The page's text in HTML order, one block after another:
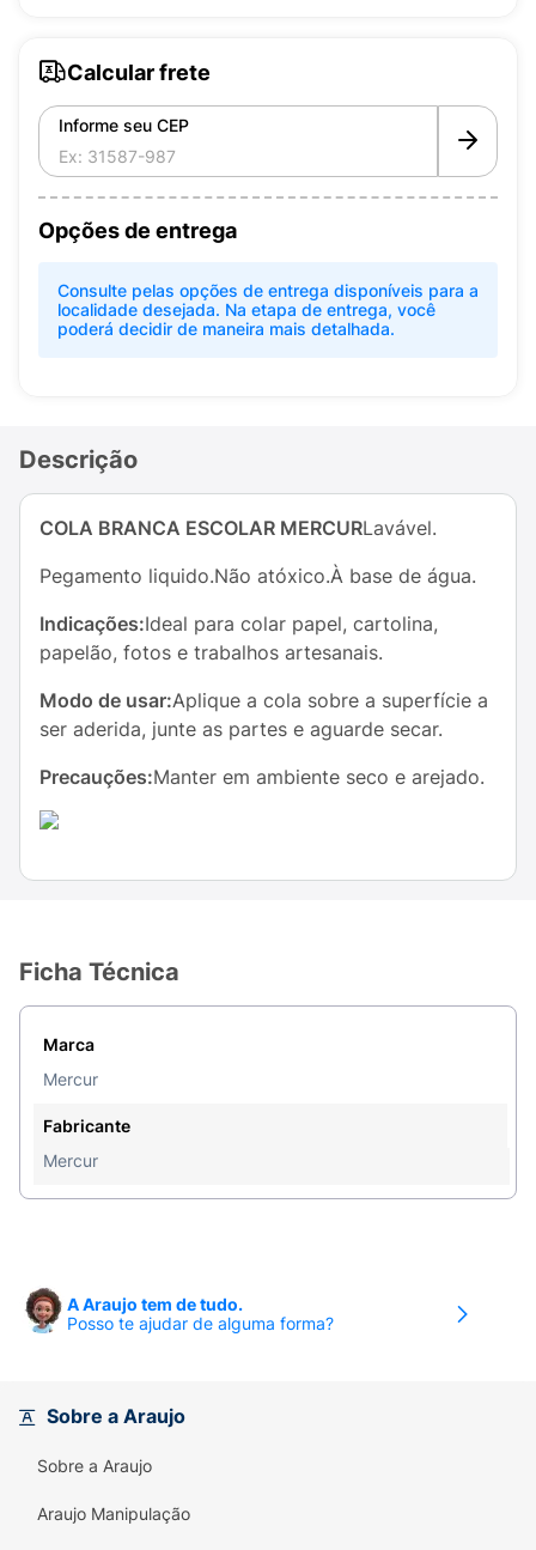
Calcular frete
Informe seu CEP
Opções de entrega
Consulte pelas opções de entrega disponíveis para a
localidade desejada. Na etapa de entrega, você
poderá decidir de maneira mais detalhada.
Descrição
COLA BRANCA ESCOLAR MERCURLavável.
Pegamento liquido.Não atóxico.À base de água.
Indicações:Ideal para colar papel, cartolina,
papelão, fotos e trabalhos artesanais.
Modo de usar:Aplique a cola sobre a superfície a
ser aderida, junte as partes e aguarde secar.
Precauções:Manter em ambiente seco e arejado.
Ficha Técnica
Marca
Mercur
Fabricante
Mercur
A Araujo tem de tudo.
Posso te ajudar de alguma forma?
Sobre a Araujo
Sobre a Araujo
Araujo Manipulação